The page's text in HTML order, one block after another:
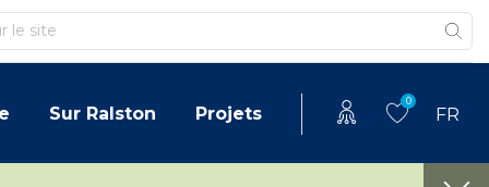
Sur Ralston Projets
0
FR